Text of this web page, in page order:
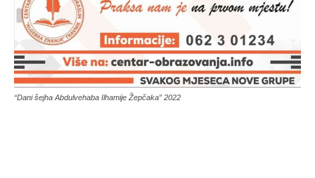
“Dani šejha Abdulvehaba Ilhamije Žepčaka” 2022